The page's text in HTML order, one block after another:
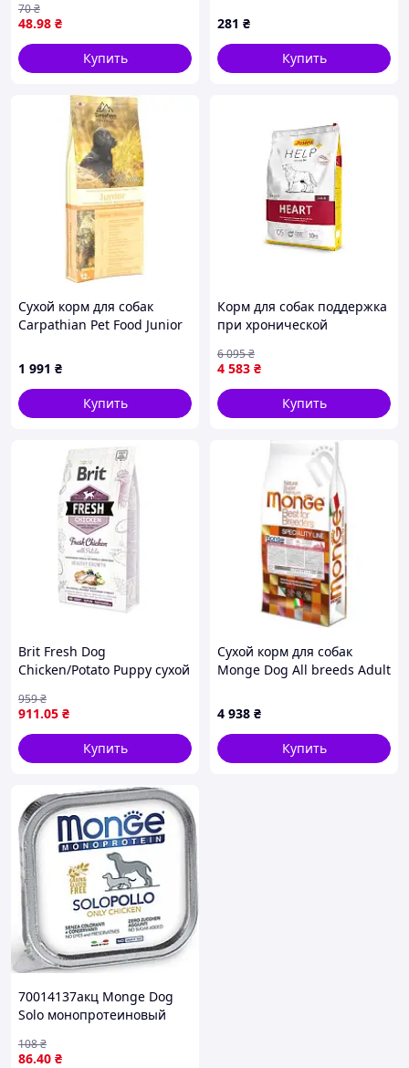
48.98 ₴
70₴
Купить
Junior Sea Fish 900г сухой
беззерновой рацион с 6
недель
281 ₴
Купить
Сухой корм для собак
Carpathian Pet Food Junior
1 991 ₴
Купить
Корм для собак поддержка
при хронической
недостаточности
ветеринарная диета 10 кг
4 583 ₴
6 095₴
Купить
Brit Fresh Dog
Chicken/Potato Puppy сухой
молодых собак всех пород
с курицей и картофелем
2,5 кг
911.05 ₴
959₴
Купить
Сухой корм для собак
Monge Dog All breeds Adult
(8009470004671)
4 938 ₴
Купить
70014137акц Monge Dog
Solo монопротеиновый
гр
86.40 ₴
108₴